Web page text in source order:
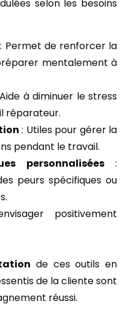
selon les besoins
: Permet de renforcer la
mentalement à
à diminuer le stress
réparateur.
: Utiles pour gérer la
pendant le travail.
personnalisées:
peurs spécifiques ou
positivement
de ces outils en
de la cliente sont
réussi.